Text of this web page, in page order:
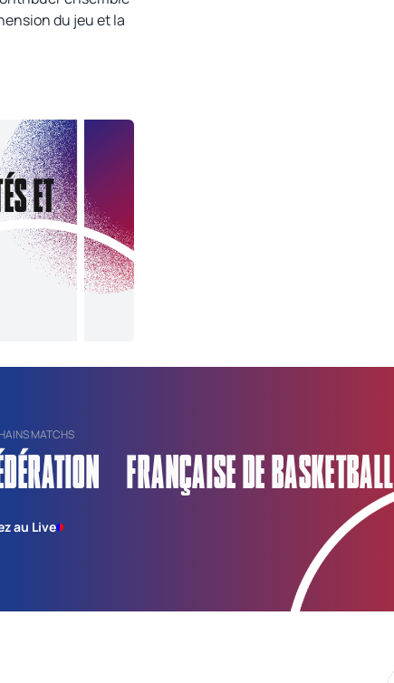
du jeu et la
ET
MATCHS
FRANÇAISE DE BASKETBALL
au Live